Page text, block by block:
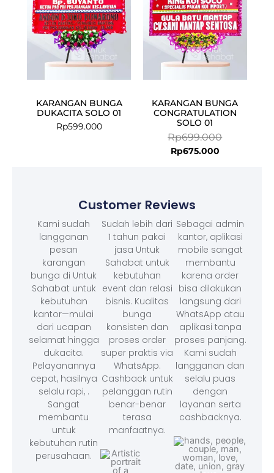
KARANGAN BUNGA
DUKACITA SOLO 01
Rp599.000
KARANGAN BUNGA
CONGRATULATION
SOLO 01
Rp699.000
Rp675.000
Customer Reviews
Kami sudah
langganan
pesan
karangan
bunga di Untuk
Sahabat untuk
kebutuhan
kantor—mulai
dari ucapan
selamat hingga
dukacita.
Pelayanannya
cepat, hasilnya
selalu rapi, .
Sangat
membantu
untuk
kebutuhan rutin
perusahaan.
Sudah lebih dari
1 tahun pakai
jasa Untuk
Sahabat untuk
kebutuhan
event dan relasi
bisnis. Kualitas
bunga
konsisten dan
proses order
super praktis via
WhatsApp.
Cashback untuk
pelanggan rutin
benar-benar
terasa
manfaatnya.
Sebagai admin
kantor, aplikasi
mobile sangat
membantu
karena order
bisa dilakukan
langsung dari
WhatsApp atau
aplikasi tanpa
proses panjang.
Kami sudah
langganan dan
selalu puas
dengan
layanan serta
cashbacknya.